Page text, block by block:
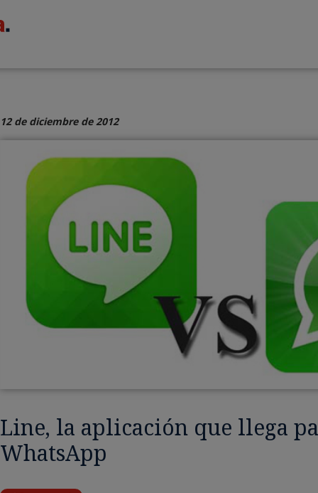
12 de diciembre de 2012
Line, la aplicación que llega
WhatsApp